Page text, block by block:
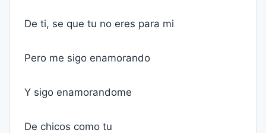
De ti, se que tu no eres para mi
Pero me sigo enamorando
Y sigo enamorandome
De chicos como tu